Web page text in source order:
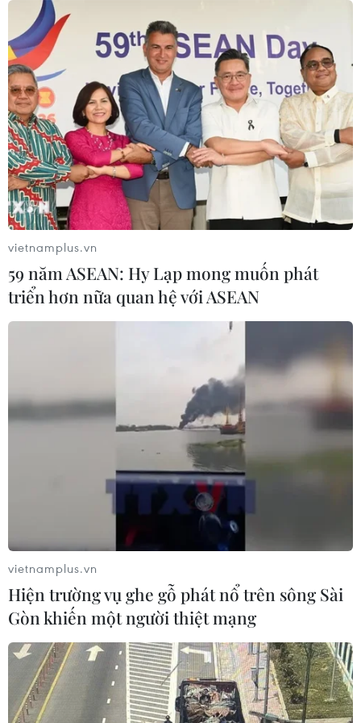
người bị thương
07/08/2026 00:50
Ớt nhập khẩu từ Mexico khiến hàng
trăm người tiêu dùng Mỹ nhiễm
khuẩn Salmonella
07/08/2026 00:43
Bánh xèo tôm nhảy - món ăn phải
thử khi đến Quy Nhơn
07/08/2026 00:00
Chưa có bằng chứng truyền máu trẻ
Xung đột Israel-Hamas: Ít nhất 300
trẻ em thiệt mạng trong 300 ngày
Nước thải từ máy bay có thể giúp
phát hiện sớm nguy cơ đại dịch
06/08/2026 22:30
Tây Ban Nha: 100 người thiệt mạng
trong vụ vượt biển ồ ạt vào Ceuta
06/08/2026 16:03
vietnamplus.vn
59 năm ASEAN: Hy Lạp mong muốn phát
triển hơn nữa quan hệ với ASEAN
vietnamplus.vn
Hiện trường vụ ghe gỗ phát nổ trên sông Sài
Gòn khiến một người thiệt mạng